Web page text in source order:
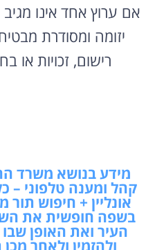
אם ערוץ אחד אינו
יזומה ומסודרת
רישום, זכויות או
מידע בנושא משרד
קהל ומענה טלפוני –
אונליין + חיפוש תור
בשפה חופשית את
העיר ואת האופן
ולהזמין ולאחר